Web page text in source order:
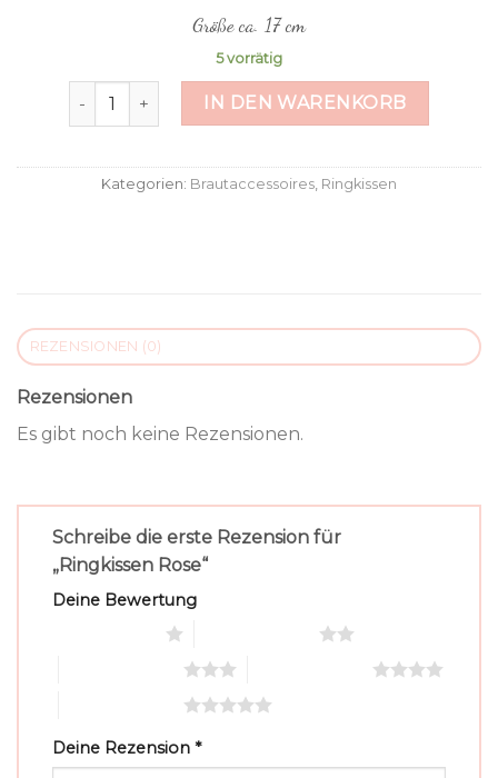
Größe ca. 17 cm
5 vorrätig
Ringkissen Rose MengeIN DEN WARENKORB
Kategorien: Brautaccessoires, Ringkissen
REZENSIONEN (0)
Rezensionen
Es gibt noch keine Rezensionen.
Schreibe die erste Rezension für
„Ringkissen Rose“
Deine Bewertung
Deine Rezension *